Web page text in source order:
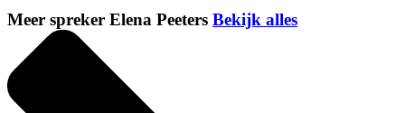
Meer spreker Elena Peeters Bekijk alles